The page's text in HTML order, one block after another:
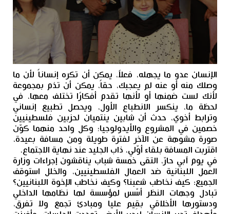
الإنسان عدو ما يجهله، فعلاً، يمكن أن تكره إنساناً لأن ما
وصلك منه أو عنه لم يعجبك، حقاً، يمكن أن تذم بمجموعة
لأنك لست ضمنها أو لأنها تقدم أفكارًا تختلف معها، في
لحظة ما، ينكسر الانطباع الأول، ويحصل تطبيع إنساني
وترابط أخوي، حدث أن شابين ينتميان لحزبين فلسطينيين
خصمين في المشروع والأيدولوجيا؛ وكل واحد منهما كوّن
صورة مشوهة عن الآخر لفترة طويلة ومن مسافة بعيدة،
اقتربت المسافة بلقاء أوّلي، ذاب الجليد عند نهاية الاجتماع.
في يوم آبي حارّ، التقى خمسة شباب يناقشون إجراءات وزارة
العمل اللبنانية ضد العمال الفلسطينيين، والخلل استوقف
الجميع: كيف نخاطب شعبنا؟ وكيف نخاطب الإخوة اللبنانيين؟
تبادل وجهات النظر أسّس لمؤسسة لها نظامها الداخلي
ودستورها الأخلاقي بقِيم عليا ومبادئ تجمع ولا تفرق،